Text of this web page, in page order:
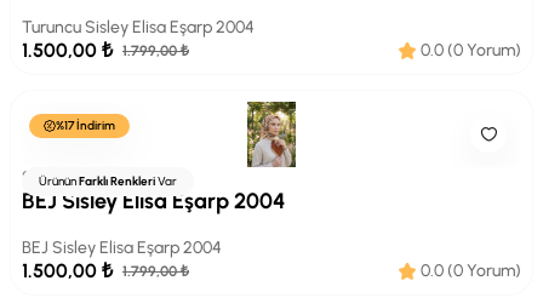
Turuncu Sisley Elisa Eşarp 2004
1.500,00 ₺ 1.799,00 ₺ 0.0 (0 Yorum)
%17 İndirim
ÜrününFarklı RenkleriVar
SİSLEY
BEJ Sisley Elisa Eşarp 2004
BEJ Sisley Elisa Eşarp 2004
1.500,00 ₺ 1.799,00 ₺ 0.0 (0 Yorum)